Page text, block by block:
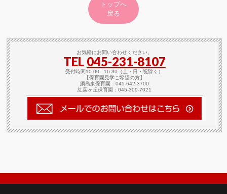
トップへ
戻る
お気軽にお問い合わせください。
TEL 045-231-8107
受付時間10:00 - 16:30（土・日・祝除く）
【保育園見学ご希望の方】
綱島東保育園：045-642-3700
紅葉ヶ丘保育園：045-309-7021